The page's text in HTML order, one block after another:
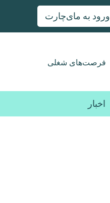
ورود به مای‌چارت
فرصت‌های شغلی
اخبار